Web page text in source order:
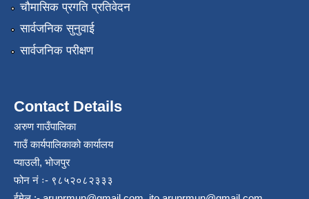
चौमासिक प्रगति प्रतिवेदन
सार्वजनिक सुनुवाई
सार्वजनिक परीक्षण
Contact Details
अरुण गाउँपालिका
गाउँ कार्यपालिकाको कार्यालय
प्याउली, भोजपुर
फोन नं ः- ९८५२०८२३३३